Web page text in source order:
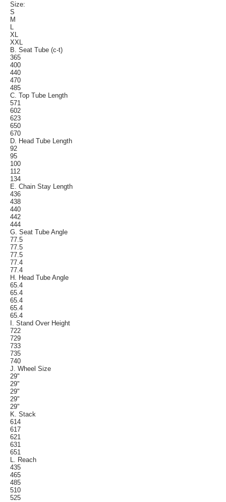
Size:
S
M
L
XL
XXL
B. Seat Tube (c-t)
365
400
440
470
485
C. Top Tube Length
571
602
623
650
670
D. Head Tube Length
92
95
100
112
134
E. Chain Stay Length
436
438
440
442
444
G. Seat Tube Angle
77.5
77.5
77.5
77.4
77.4
H. Head Tube Angle
65.4
65.4
65.4
65.4
65.4
I. Stand Over Height
722
729
733
735
740
J. Wheel Size
29"
29"
29"
29"
29"
K. Stack
614
617
621
631
651
L. Reach
435
465
485
510
525